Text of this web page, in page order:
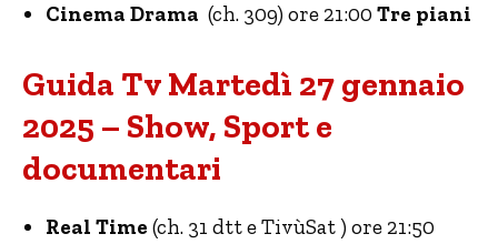
Cinema Drama (ch. 309) ore 21:00 Tre piani
Guida Tv Martedì 27 gennaio
2025 – Show, Sport e
documentari
Real Time (ch. 31 dtt e TivùSat ) ore 21:50